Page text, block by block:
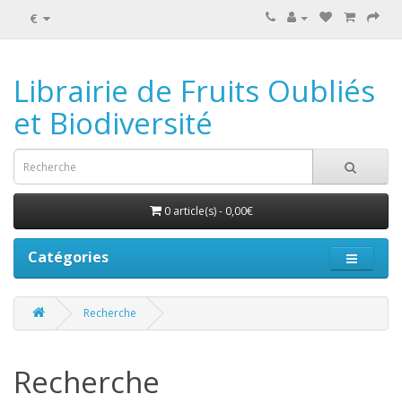
€
Librairie de Fruits Oubliés
et Biodiversité
0 article(s) - 0,00€
Catégories
Recherche
Recherche